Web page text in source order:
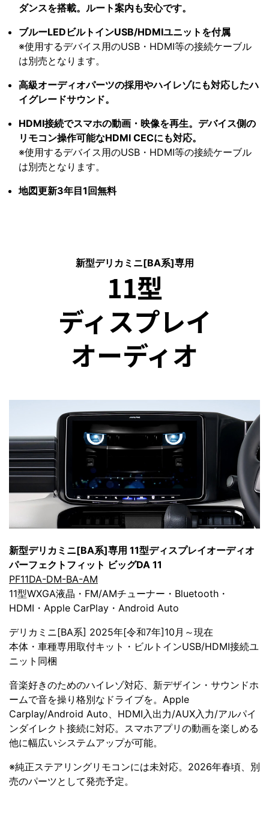
ダンスを搭載。ルート案内も安心です。
ブルーLEDビルトインUSB/HDMIユニットを付属
※使用するデバイス用のUSB・HDMI等の接続ケーブル
は別売となります。
高級オーディオパーツの採用やハイレゾにも対応したハ
イグレードサウンド。
HDMI接続でスマホの動画・映像を再生。デバイス側の
リモコン操作可能なHDMI CECにも対応。
※使用するデバイス用のUSB・HDMI等の接続ケーブル
は別売となります。
地図更新3年目1回無料
新型デリカミニ[BA系]専用
11型
ディスプレイ
オーディオ
新型デリカミニ[BA系]専用 11型ディスプレイオーディオ
パーフェクトフィット ビッグDA 11
PF11DA-DM-BA-AM
11型WXGA液晶・FM/AMチューナー・Bluetooth・
HDMI・Apple CarPlay・Android Auto
デリカミニ[BA系] 2025年[令和7年]10月～現在
本体・車種専用取付キット・ビルトインUSB/HDMI接続ユ
ニット同梱
音楽好きのためのハイレゾ対応、新デザイン・サウンドホ
ームで音を操り格別なドライブを。Apple
Carplay/Android Auto、HDMI入出力/AUX入力/アルパイ
ンダイレクト接続に対応。スマホアプリの動画を楽しめる
他に幅広いシステムアップが可能。
※純正ステアリングリモコンには未対応。2026年春頃、別
売のパーツとして発売予定。